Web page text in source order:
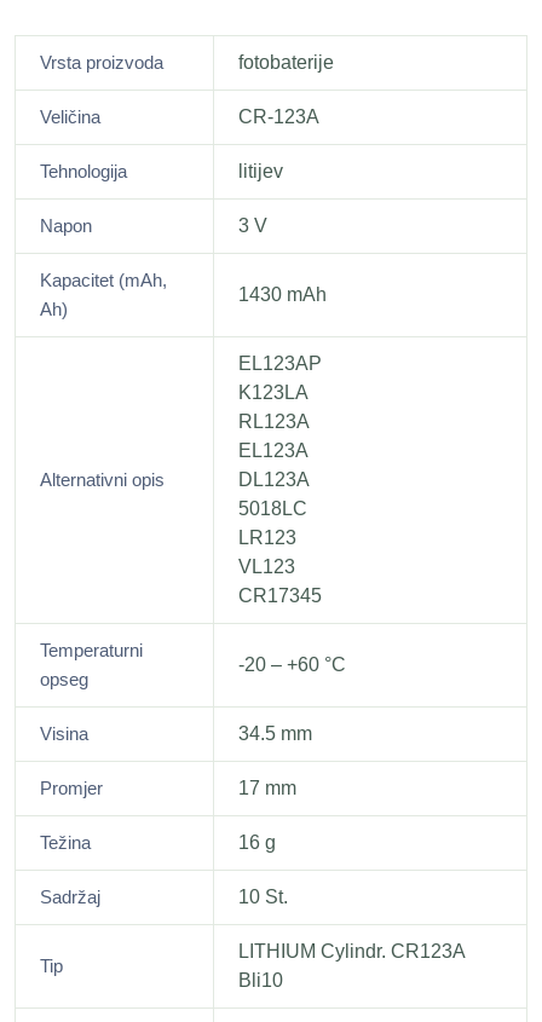
Vrsta proizvoda fotobaterije
Veličina CR-123A
Tehnologija litijev
Napon 3 V
Kapacitet (mAh,
Ah)
1430 mAh
Alternativni opis
EL123AP
K123LA
RL123A
EL123A
DL123A
5018LC
LR123
VL123
CR17345
Temperaturni
opseg
-20 – +60 °C
Visina 34.5 mm
Promjer 17 mm
Težina 16 g
Sadržaj 10 St.
Tip
LITHIUM Cylindr. CR123A
Bli10